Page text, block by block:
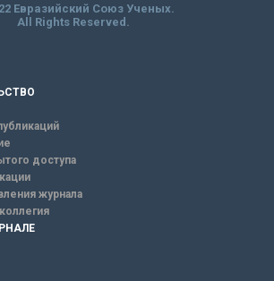
Евразийский Союз Ученых.
All Rights Reserved.
доступа
журнала